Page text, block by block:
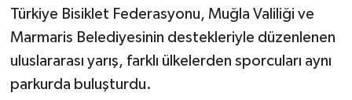
Türkiye Bisiklet Federasyonu, Muğla Valiliği ve
Marmaris Belediyesinin destekleriyle düzenlenen
uluslararası yarış, farklı ülkelerden sporcuları aynı
parkurda buluşturdu.